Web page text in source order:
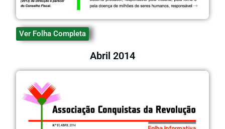
Ver Folha Completa
Abril 2014